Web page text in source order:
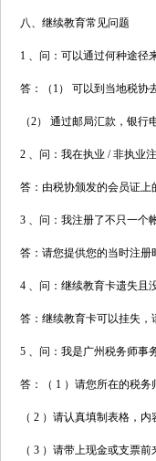
八、继续教育常见问题
1 、问：可以通过何种途径
答：（1） 可以到当地税协
（2） 通过邮局汇款，银行
2 、问：我在执业 / 非执业
答：由税协颁发的会员证上
3 、问：我注册了不只一个
答：请您提供您的当时注册
4 、问：继续教育卡遗失且
答：继续教育卡可以挂失，
5 、问：我是广州税务师事
答：（ 1 ）请您所在的税务
（ 2 ）请认真填制表格，内
（ 3 ）请带上现金或支票前